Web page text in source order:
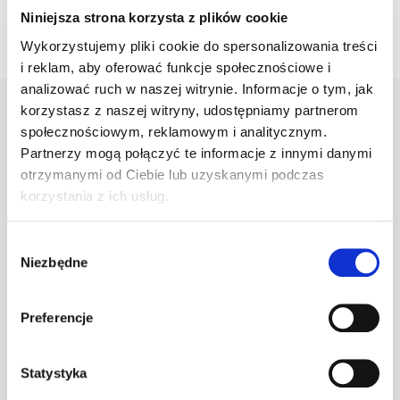
Niniejsza strona korzysta z plików cookie
Wykorzystujemy pliki cookie do spersonalizowania treści
i reklam, aby oferować funkcje społecznościowe i
analizować ruch w naszej witrynie. Informacje o tym, jak
korzystasz z naszej witryny, udostępniamy partnerom
społecznościowym, reklamowym i analitycznym.
Partnerzy mogą połączyć te informacje z innymi danymi
otrzymanymi od Ciebie lub uzyskanymi podczas
korzystania z ich usług.
zgody
Niezbędne
Preferencje
Statystyka
Warianty Opis Specyfikacja